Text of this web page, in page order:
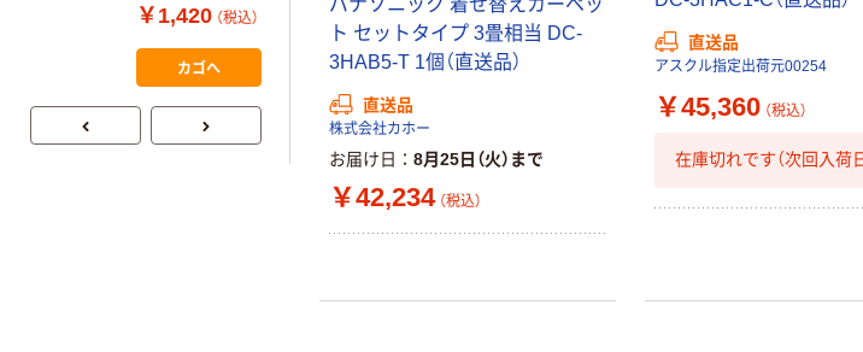
パナソニック 着せ替えカーペッ
ト セットタイプ 3畳相当 DC-
3HAB5-T 1個（直送品）
直送品
株式会社カホー
お届け日 8月25日（火）まで
￥42,234 （税込）
直送品
アスクル指定出荷元00254
￥45,360 （税込）
在庫切れです（次回入荷
MINI JP1 1パッ
ク（10枚入り）
￥1,420 （税込）
カゴへ
カラ 厚さ
0.22mm 布テー
￥145~ （税込）
FSC認証 シング
ル 大王製紙共同
企画 オリジナル
￥149~ （税込）